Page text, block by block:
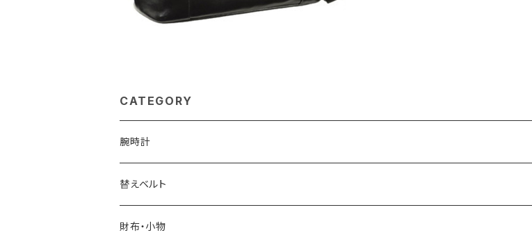
CATEGORY
腕時計
ELGIN
SALVATORE MARRA
替えベルト
COACH
財布・小物